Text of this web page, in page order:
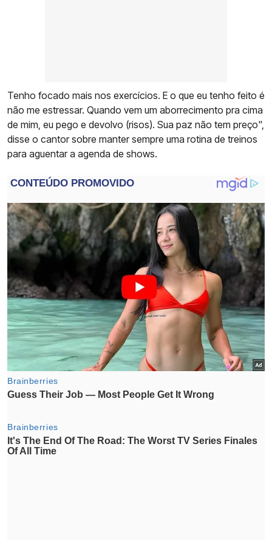
Tenho focado mais nos exercícios. E o que eu tenho feito é
não me estressar. Quando vem um aborrecimento pra cima
de mim, eu pego e devolvo (risos). Sua paz não tem preço",
disse o cantor sobre manter sempre uma rotina de treinos
para aguentar a agenda de shows.